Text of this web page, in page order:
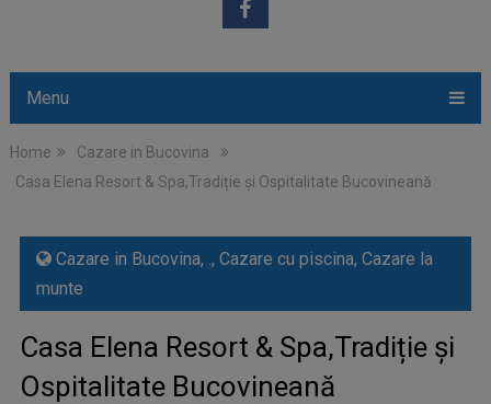
Menu
Home
Cazare in Bucovina
Casa Elena Resort & Spa,Tradiție și Ospitalitate Bucovineană
Cazare in Bucovina, ., Cazare cu piscina, Cazare la
munte
Casa Elena Resort & Spa,Tradiție și
Ospitalitate Bucovineană